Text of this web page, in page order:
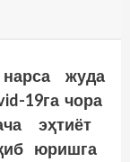
жуда
19га чора
эҳтиёт
юришга